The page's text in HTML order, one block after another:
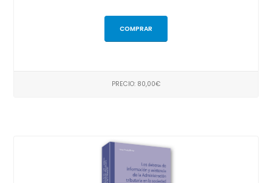
COMPRAR
PRECIO: 80,00€